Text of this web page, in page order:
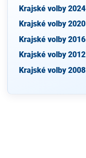
Krajské volby 2024
Krajské volby 2020
Krajské volby 2016
Krajské volby 2012
Krajské volby 2008